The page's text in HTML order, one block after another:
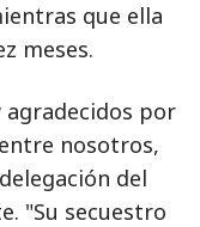
que ella
meses.
agradecidos por
nosotros,
del
"Su secuestro